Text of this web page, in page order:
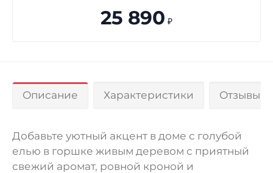
25 890 ₽
Описание Характеристики Отзывы 0
Добавьте уютный акцент в доме с голубой
елью в горшке живым деревом с приятный
свежий аромат, ровной кроной и